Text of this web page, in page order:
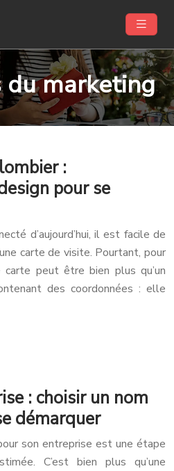
du marketing
:
pour se
d’aujourd’hui, il est facile de
carte de visite. Pourtant, pour
peut être bien plus qu’un
des coordonnées : elle
: choisir un nom
démarquer
son entreprise est une étape
C’est bien plus qu’une